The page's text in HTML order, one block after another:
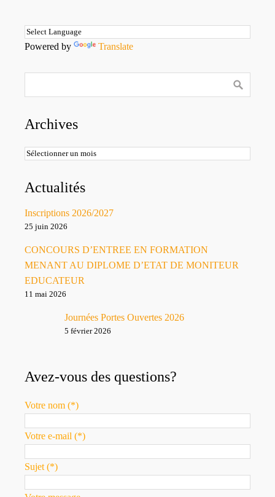
Powered by Translate
Archives
Archives
Actualités
Inscriptions 2026/2027
25 juin 2026
CONCOURS D’ENTREE EN FORMATION
MENANT AU DIPLOME D’ETAT DE MONITEUR
EDUCATEUR
11 mai 2026
Journées Portes Ouvertes 2026
5 février 2026
Avez-vous des questions?
Votre nom (*)
Votre e-mail (*)
Sujet (*)